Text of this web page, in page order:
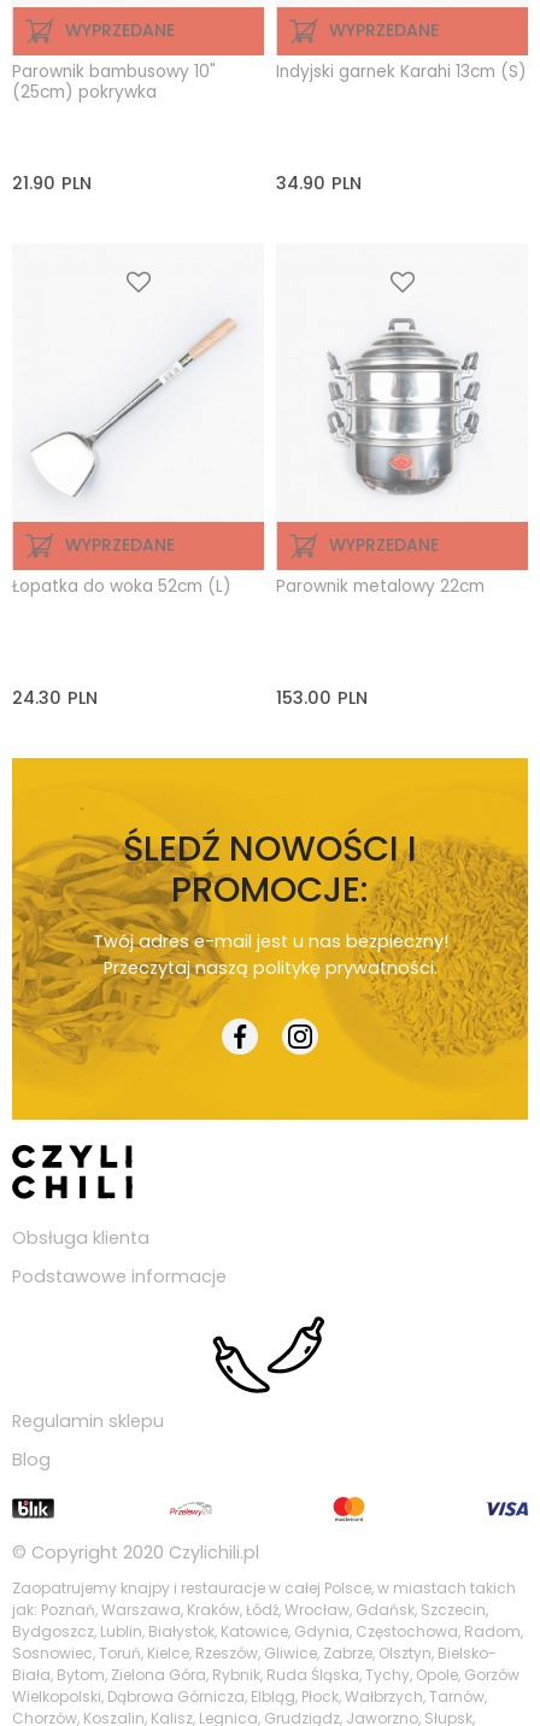
WYPRZEDANE
Parownik bambusowy 10"
(25cm) pokrywka
21.90 PLN
WYPRZEDANE
Indyjski garnek Karahi 13cm (S)
34.90 PLN
WYPRZEDANE
Łopatka do woka 52cm (L)
24.30 PLN
WYPRZEDANE
Parownik metalowy 22cm
153.00 PLN
ŚLEDŹ NOWOŚCI I
PROMOCJE:
Twój adres e-mail jest u nas bezpieczny!
Przeczytaj naszą politykę prywatności.
Obsługa klienta
Podstawowe informacje
Regulamin sklepu
Blog
© Copyright 2020 Czylichili.pl
Zaopatrujemy knajpy i restauracje w całej Polsce, w miastach takich
jak: Poznań, Warszawa, Kraków, Łódź, Wrocław, Gdańsk, Szczecin,
Bydgoszcz, Lublin, Białystok, Katowice, Gdynia, Częstochowa, Radom,
Sosnowiec, Toruń, Kielce, Rzeszów, Gliwice, Zabrze, Olsztyn, Bielsko-
Biała, Bytom, Zielona Góra, Rybnik, Ruda Śląska, Tychy, Opole, Gorzów
Wielkopolski, Dąbrowa Górnicza, Elbląg, Płock, Wałbrzych, Tarnów,
Chorzów, Koszalin, Kalisz, Legnica, Grudziądz, Jaworzno, Słupsk,